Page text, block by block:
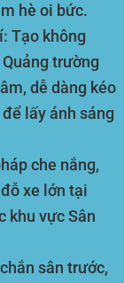
hè oi bức.
Tạo không
trường
dễ dàng kéo
lấy ánh sáng
che nắng,
xe lớn tại
khu vực Sân
sân trước,